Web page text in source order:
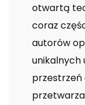
otwartą
coraz
autorów
unikalnych
przestrzeń